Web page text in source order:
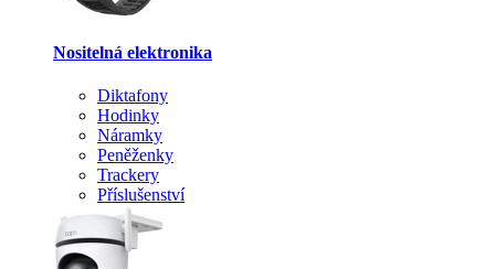
Nositelná elektronika
Diktafony
Hodinky
Náramky
Peněženky
Trackery
Příslušenství